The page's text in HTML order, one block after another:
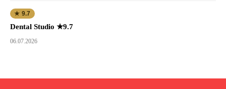
★ 9.7
Dental Studio ★9.7
06.07.2026